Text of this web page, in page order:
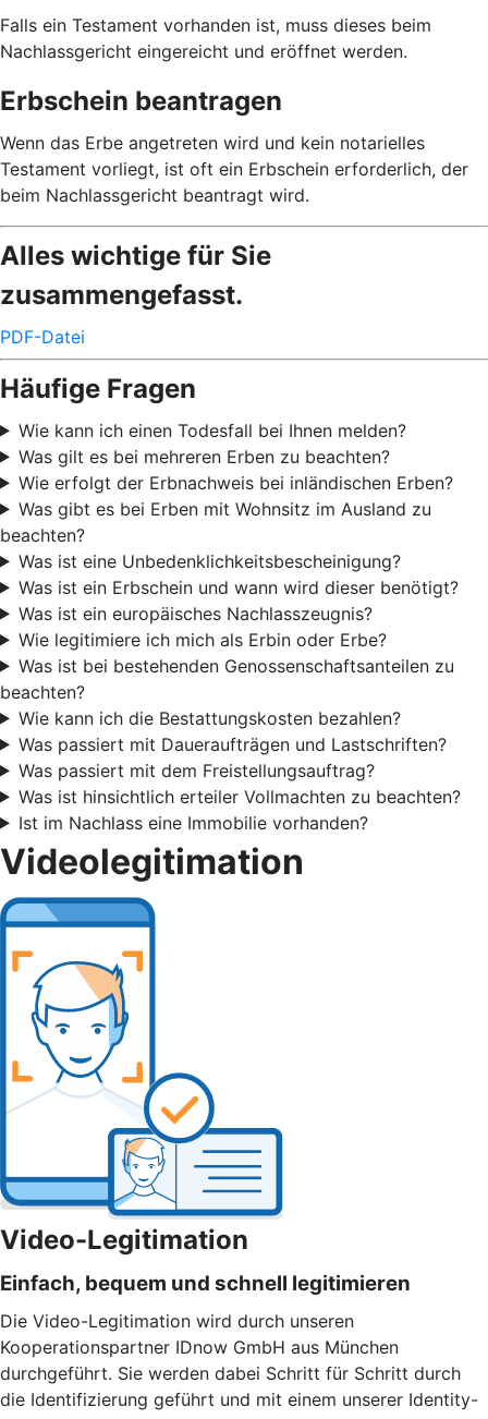
Falls ein Testament vorhanden ist, muss dieses beim
Nachlassgericht eingereicht und eröffnet werden.
Erbschein beantragen
Wenn das Erbe angetreten wird und kein notarielles
Testament vorliegt, ist oft ein Erbschein erforderlich, der
beim Nachlassgericht beantragt wird.
Alles wichtige für Sie
zusammengefasst.
PDF-Datei
Häufige Fragen
Wie kann ich einen Todesfall bei Ihnen melden?
Was gilt es bei mehreren Erben zu beachten?
Wie erfolgt der Erbnachweis bei inländischen Erben?
Was gibt es bei Erben mit Wohnsitz im Ausland zu
beachten?
Was ist eine Unbedenklichkeitsbescheinigung?
Was ist ein Erbschein und wann wird dieser benötigt?
Was ist ein europäisches Nachlasszeugnis?
Wie legitimiere ich mich als Erbin oder Erbe?
Was ist bei bestehenden Genossenschaftsanteilen zu
beachten?
Wie kann ich die Bestattungskosten bezahlen?
Was passiert mit Daueraufträgen und Lastschriften?
Was passiert mit dem Freistellungsauftrag?
Was ist hinsichtlich erteiler Vollmachten zu beachten?
Ist im Nachlass eine Immobilie vorhanden?
Videolegitimation
Video-Legitimation
Einfach, bequem und schnell legitimieren
Die Video-Legitimation wird durch unseren
Kooperationspartner IDnow GmbH aus München
durchgeführt. Sie werden dabei Schritt für Schritt durch
die Identifizierung geführt und mit einem unserer Identity-